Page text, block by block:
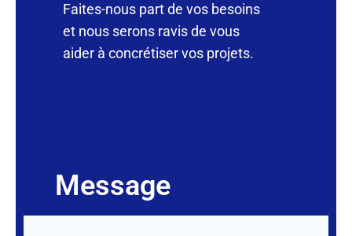
Faites-nous part de vos besoins
et nous serons ravis de vous
aider à concrétiser vos projets.
Message